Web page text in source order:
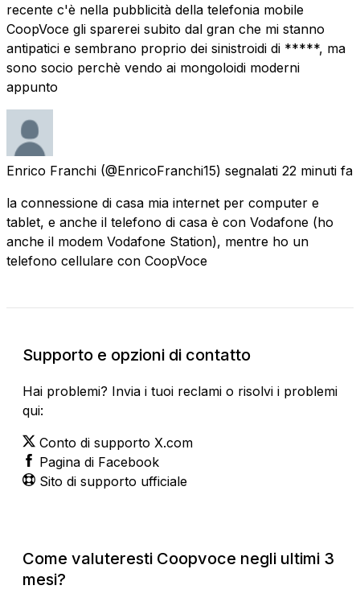
recente c'è nella pubblicità della telefonia mobile
CoopVoce gli sparerei subito dal gran che mi stanno
antipatici e sembrano proprio dei sinistroidi di *****, ma
sono socio perchè vendo ai mongoloidi moderni
appunto
Enrico Franchi (@EnricoFranchi15) segnalati 22 minuti fa
la connessione di casa mia internet per computer e
tablet, e anche il telefono di casa è con Vodafone (ho
anche il modem Vodafone Station), mentre ho un
telefono cellulare con CoopVoce
Supporto e opzioni di contatto
Hai problemi? Invia i tuoi reclami o risolvi i problemi
qui:
Conto di supporto X.com
Pagina di Facebook
Sito di supporto ufficiale
Come valuteresti Coopvoce negli ultimi 3
mesi?